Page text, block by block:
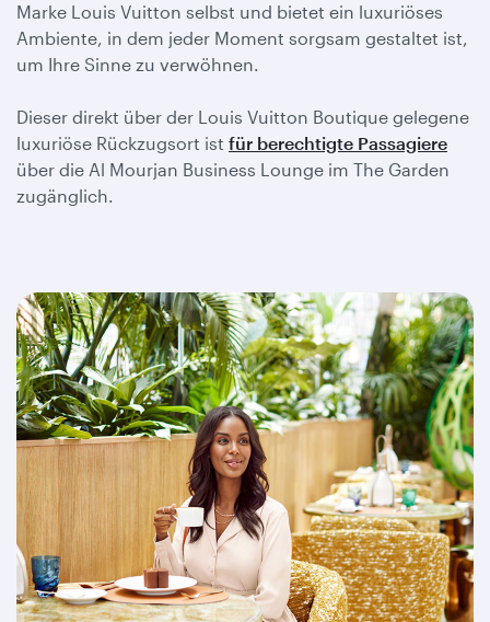
Marke Louis Vuitton selbst und bietet ein luxuriöses
Ambiente, in dem jeder Moment sorgsam gestaltet ist,
um Ihre Sinne zu verwöhnen.
Dieser direkt über der Louis Vuitton Boutique gelegene
luxuriöse Rückzugsort ist für berechtigte Passagiere
über die Al Mourjan Business Lounge im The Garden
zugänglich.